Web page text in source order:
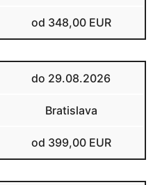
od 348,00 EUR
do 29.08.2026
Bratislava
od 399,00 EUR